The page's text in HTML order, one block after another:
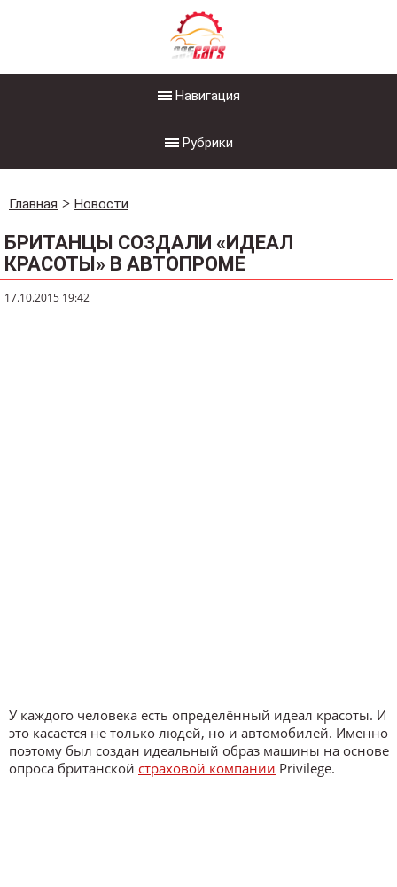
Навигация
Рубрики
Главная Новости
БРИТАНЦЫ СОЗДАЛИ «ИДЕАЛ
КРАСОТЫ» В АВТОПРОМЕ
17.10.2015 19:42
У каждого человека есть определённый идеал красоты. И
это касается не только людей, но и автомобилей. Именно
поэтому был создан идеальный образ машины на основе
опроса британской страховой компании Privilege.